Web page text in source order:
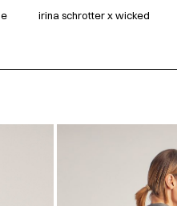
irina schrotter x wicked